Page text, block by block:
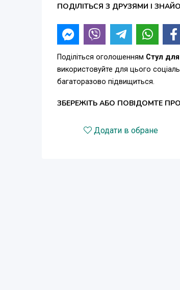
ПОДІЛІТЬСЯ З ДРУЗЯМИ І
Поділіться оголошенням Стул
використовуйте для цього
багаторазово підвищиться.
ЗБЕРЕЖІТЬ АБО ПОВІДОМТЕ
Додати в обране